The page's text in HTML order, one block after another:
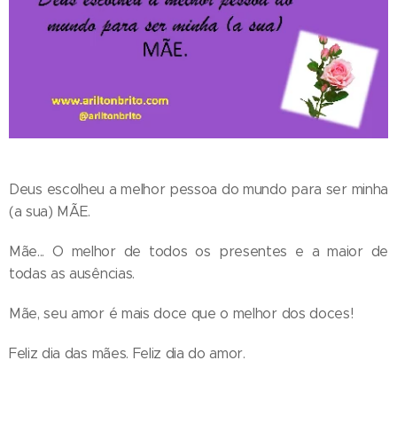
Deus escolheu a melhor pessoa do mundo para ser minha
(a sua) MÃE.
Mãe... O melhor de todos os presentes e a maior de
todas as ausências.
Mãe, seu amor é mais doce que o melhor dos doces!
Feliz dia das mães. Feliz dia do amor.